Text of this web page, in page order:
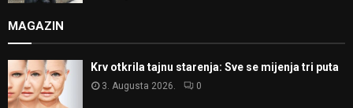
MAGAZIN
Krv otkrila tajnu starenja: Sve se mijenja tri puta
3. Augusta 2026. 0